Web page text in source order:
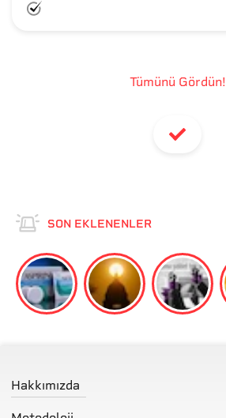
Tümünü Gördün!
SON EKLENENLER
Hakkımızda